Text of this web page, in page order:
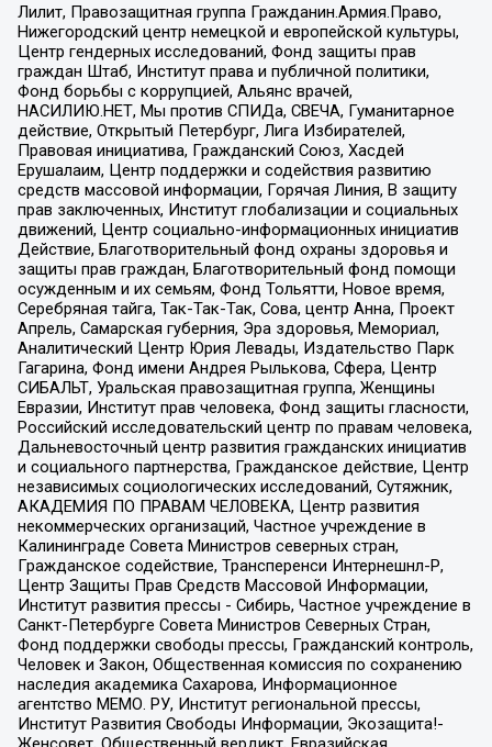
Лилит, Правозащитная группа Гражданин.Армия.Право,
Нижегородский центр немецкой и европейской культуры,
Центр гендерных исследований, Фонд защиты прав
граждан Штаб, Институт права и публичной политики,
Фонд борьбы с коррупцией, Альянс врачей,
НАСИЛИЮ.НЕТ, Мы против СПИДа, СВЕЧА, Гуманитарное
действие, Открытый Петербург, Лига Избирателей,
Правовая инициатива, Гражданский Союз, Хасдей
Ерушалаим, Центр поддержки и содействия развитию
средств массовой информации, Горячая Линия, В защиту
прав заключенных, Институт глобализации и социальных
движений, Центр социально-информационных инициатив
Действие, Благотворительный фонд охраны здоровья и
защиты прав граждан, Благотворительный фонд помощи
осужденным и их семьям, Фонд Тольятти, Новое время,
Серебряная тайга, Так-Так-Так, Сова, центр Анна, Проект
Апрель, Самарская губерния, Эра здоровья, Мемориал,
Аналитический Центр Юрия Левады, Издательство Парк
Гагарина, Фонд имени Андрея Рылькова, Сфера, Центр
СИБАЛЬТ, Уральская правозащитная группа, Женщины
Евразии, Институт прав человека, Фонд защиты гласности,
Российский исследовательский центр по правам человека,
Дальневосточный центр развития гражданских инициатив
и социального партнерства, Гражданское действие, Центр
независимых социологических исследований, Сутяжник,
АКАДЕМИЯ ПО ПРАВАМ ЧЕЛОВЕКА, Центр развития
некоммерческих организаций, Частное учреждение в
Калининграде Совета Министров северных стран,
Гражданское содействие, Трансперенси Интернешнл-Р,
Центр Защиты Прав Средств Массовой Информации,
Институт развития прессы - Сибирь, Частное учреждение в
Санкт-Петербурге Совета Министров Северных Стран,
Фонд поддержки свободы прессы, Гражданский контроль,
Человек и Закон, Общественная комиссия по сохранению
наследия академика Сахарова, Информационное
агентство МЕМО. РУ, Институт региональной прессы,
Институт Развития Свободы Информации, Экозащита!-